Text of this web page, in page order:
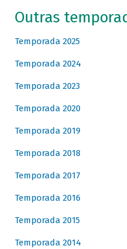
Outras
Temporada 2025
Temporada 2024
Temporada 2023
Temporada 2020
Temporada 2019
Temporada 2018
Temporada 2017
Temporada 2016
Temporada 2015
Temporada 2014